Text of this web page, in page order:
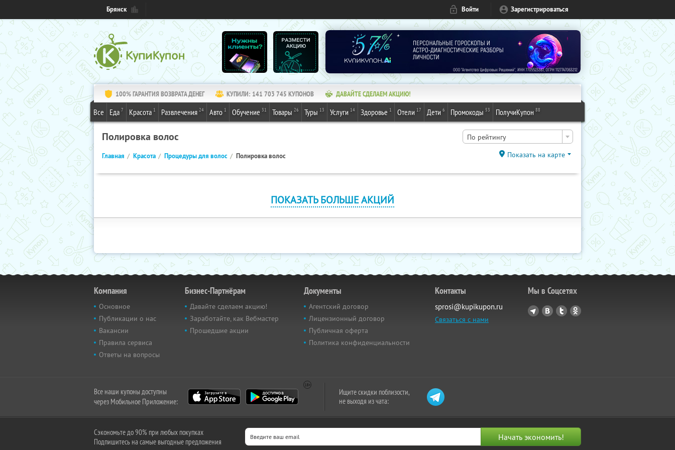
Брянск Войти Зарегистрироваться
100% ГАРАНТИЯ ВОЗВРАТА ДЕНЕГ КУПИЛИ: 141 703 745 КУПОНОВ ДАВАЙТЕ СДЕЛАЕМ АКЦИЮ!
Все Еда 7 Красота 1 Развлечения 24 Авто 1 Обучение 31 Товары 26 Туры 13 Услуги 14 Здоровье 1 Отели 17 Дети 6 Промокоды 53 ПолучиКупон 88
Полировка волос По рейтингу
Главная Красота Процедуры для волос Полировка волос Показать на карте
ПОКАЗАТЬ БОЛЬШЕ АКЦИЙ
Компания
Основное
Публикации о нас
Вакансии
Правила сервиса
Ответы на вопросы
Бизнес-Партнёрам
Давайте сделаем акцию!
Заработайте, как Вебмастер
Прошедшие акции
Документы
Агентский договор
Лицензионный договор
Публичная оферта
Политика конфиденциальности
Контакты
sprosi@kupikupon.ru
Связаться с нами
Мы в Соцсетях
Все наши купоны доступны
через Мобильное Приложение:
Ищите скидки поблизости,
не выходя из чата:
Сэкономьте до 90% при любых покупках
Подпишитесь на самые выгодные предложения